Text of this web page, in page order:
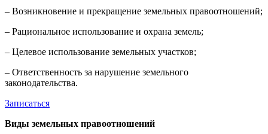
– Возникновение и прекращение земельных правоотношений;
– Рациональное использование и охрана земель;
– Целевое использование земельных участков;
– Ответственность за нарушение земельного
законодательства.
Записаться
Виды земельных правоотношений